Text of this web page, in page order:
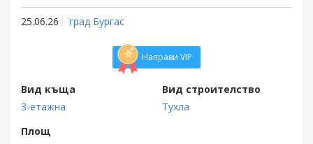
25.06.26 град Бургас
Направи VIP
Вид къща
3-етажна
Вид строителство
Тухла
Площ